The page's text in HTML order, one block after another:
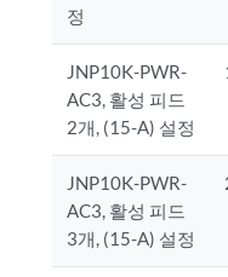
정
JNP10K-PWR-
AC3, 활성 피드
2개, (15-A) 설정
JNP10K-PWR-
AC3, 활성 피드
3개, (15-A) 설정